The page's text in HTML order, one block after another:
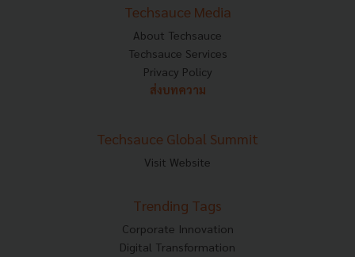
Techsauce Media
About Techsauce
Techsauce Services
Privacy Policy
ส่งบทความ
Techsauce Global Summit
Visit Website
Trending Tags
Corporate Innovation
Digital Transformation